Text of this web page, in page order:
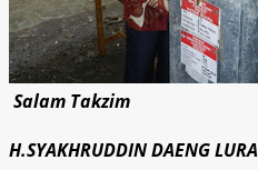
Salam Takzim
H.SYAKHRUDDIN DAENG